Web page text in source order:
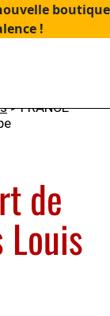
boutique
!
> FRANCE –
de